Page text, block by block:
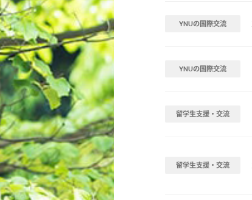
YNUの国際交流
YNUの国際交流
留学生支援・交流
留学生支援・交流